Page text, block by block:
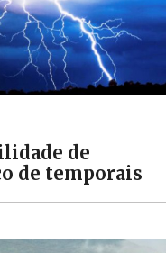
de
de temporais